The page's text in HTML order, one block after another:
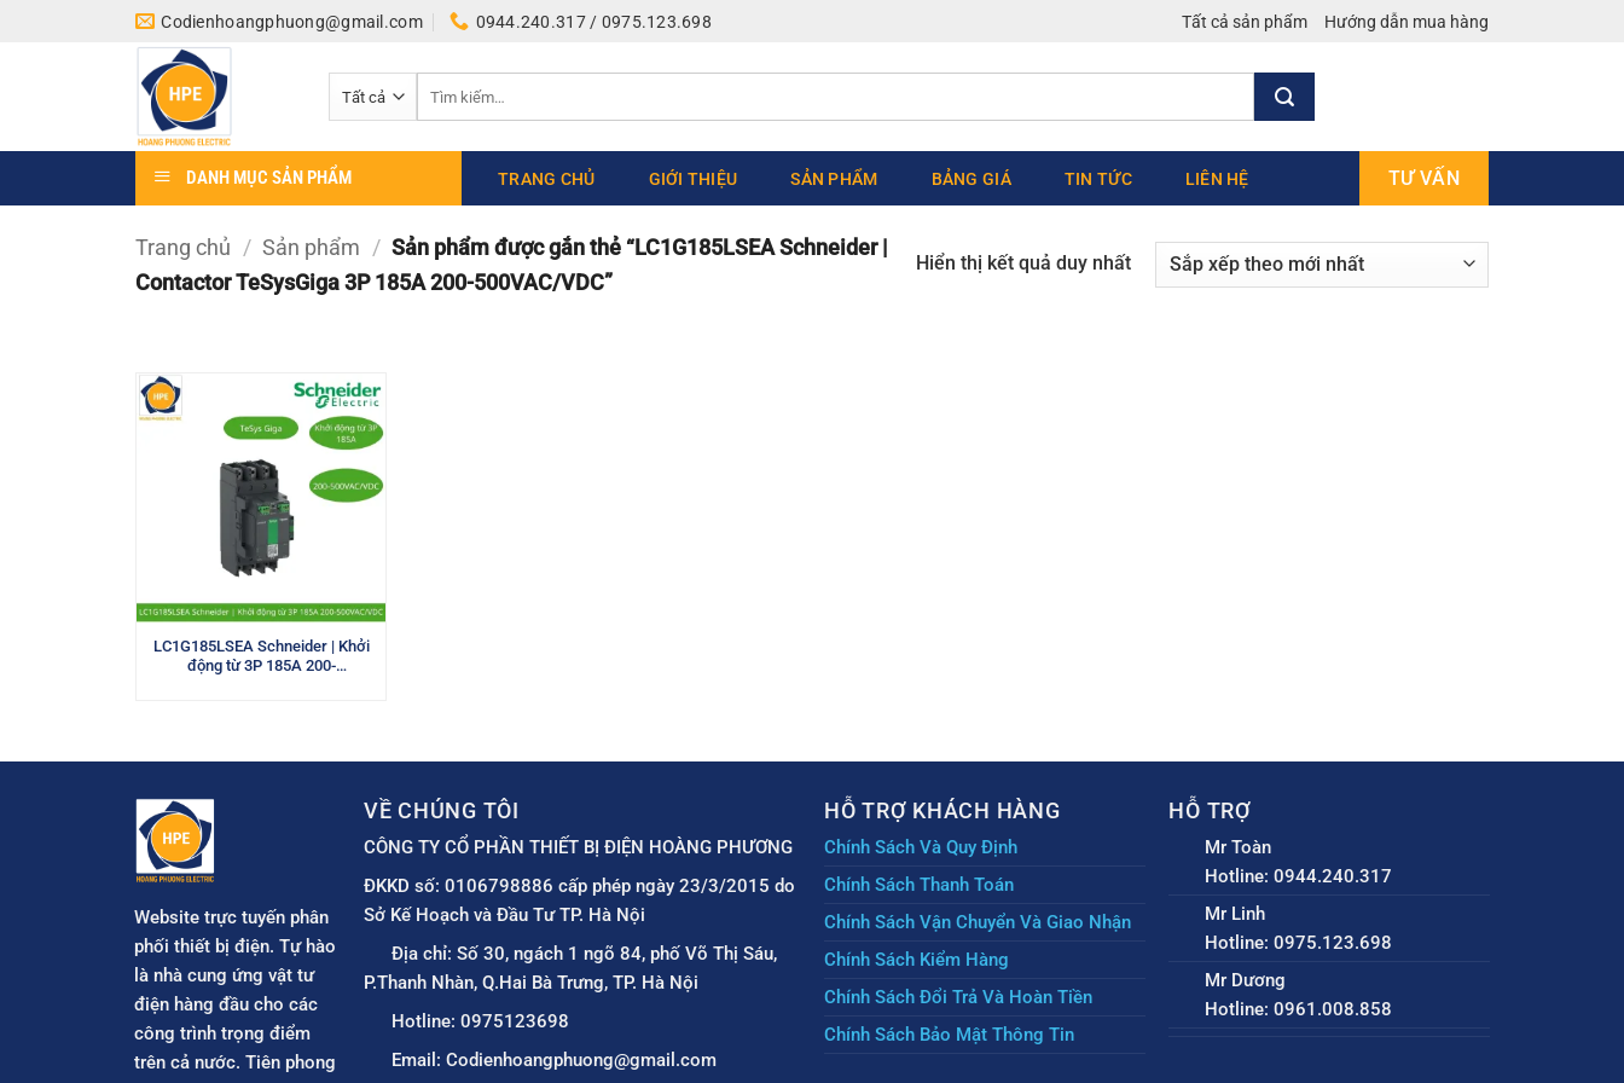
Codienhoangphuong@gmail.com 0944.240.317 / 0975.123.698 Tất cả sản phẩm Hướng dẫn mua hàng
kiếm:
DANH MỤC SẢN PHẨM TRANG CHỦ GIỚI THIỆU SẢN PHẨM BẢNG GIÁ TIN TỨC LIÊN HỆ TƯ VẤN
Trang chủ / Sản phẩm / Sản phẩm được gắn thẻ “LC1G185LSEA Schneider |
Contactor TeSysGiga 3P 185A 200-500VAC/VDC”
Hiển thị kết quả duy nhất
LC1G185LSEA Schneider | Khởi
động từ 3P 185A 200-
Website trực tuyến phân
phối thiết bị điện. Tự hào
là nhà cung ứng vật tư
điện hàng đầu cho các
công trình trọng điểm
trên cả nước. Tiên phong
VỀ CHÚNG TÔI
CÔNG TY CỔ PHẦN THIẾT BỊ ĐIỆN HOÀNG PHƯƠNG
ĐKKD số: 0106798886 cấp phép ngày 23/3/2015 do
Sở Kế Hoạch và Đầu Tư TP. Hà Nội
Địa chỉ: Số 30, ngách 1 ngõ 84, phố Võ Thị Sáu,
P.Thanh Nhàn, Q.Hai Bà Trưng, TP. Hà Nội
Hotline: 0975123698
Email: Codienhoangphuong@gmail.com
HỖ TRỢ KHÁCH HÀNG
Chính Sách Và Quy Định
Chính Sách Thanh Toán
Chính Sách Vận Chuyển Và Giao Nhận
Chính Sách Kiểm Hàng
Chính Sách Đổi Trả Và Hoàn Tiền
Chính Sách Bảo Mật Thông Tin
HỖ TRỢ
Mr Toàn
Hotline: 0944.240.317
Mr Linh
Hotline: 0975.123.698
Mr Dương
Hotline: 0961.008.858